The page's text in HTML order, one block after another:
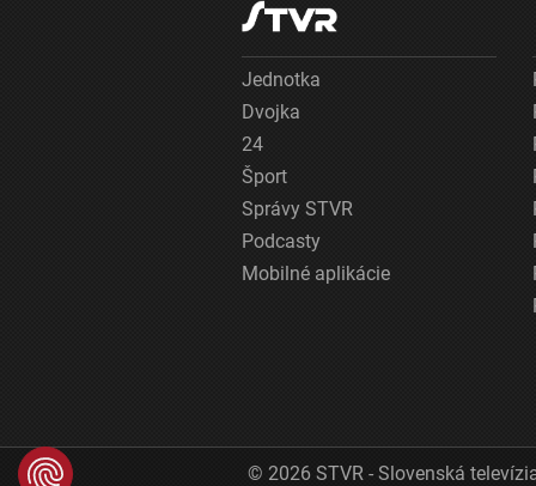
Jednotka
Dvojka
24
Šport
Správy STVR
Podcasty
Mobilné aplikácie
© 2026 STVR - Slovenská